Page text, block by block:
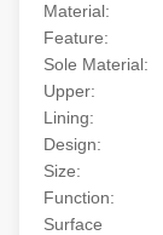
Material:
Feature:
Sole Material:
Upper:
Lining:
Design:
Size:
Function:
Surface